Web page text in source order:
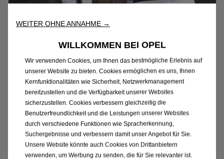
Kleinwagen mit grossem
Kofferraum
WEITER OHNE ANNAHME →
WILLKOMMEN BEI OPEL
Wir verwenden Cookies, um Ihnen das bestmögliche Erlebnis auf
unserer Website zu bieten. Cookies ermöglichen es uns, Ihnen
Kernfunktionalitäten wie Sicherheit, Netzwerkmanagement
bereitzustellen und die Verfügbarkeit unserer Websites
sicherzustellen. Cookies verbessern gleichzeitig die
Benutzerfreundlichkeit und die Leistungen unserer Websites
durch verschiedene Funktionen wie Spracherkennung,
Suchergebnisse und verbessern damit unser Angebot für Sie.
Unsere Website könnte auch Cookies von Drittanbietern
verwenden, um Werbung zu senden, die für Sie relevanter ist.